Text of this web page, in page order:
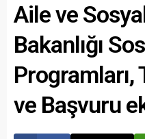
Aile ve
Bakanlığı
Programları,
ve Başvuru